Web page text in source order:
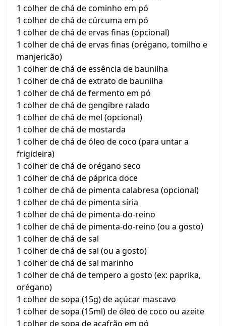
1 colher de chá de cominho em pó
1 colher de chá de cúrcuma em pó
1 colher de chá de ervas finas (opcional)
1 colher de chá de ervas finas (orégano, tomilho e
manjericão)
1 colher de chá de essência de baunilha
1 colher de chá de extrato de baunilha
1 colher de chá de fermento em pó
1 colher de chá de gengibre ralado
1 colher de chá de mel (opcional)
1 colher de chá de mostarda
1 colher de chá de óleo de coco (para untar a
frigideira)
1 colher de chá de orégano seco
1 colher de chá de páprica doce
1 colher de chá de pimenta calabresa (opcional)
1 colher de chá de pimenta síria
1 colher de chá de pimenta-do-reino
1 colher de chá de pimenta-do-reino (ou a gosto)
1 colher de chá de sal
1 colher de chá de sal (ou a gosto)
1 colher de chá de sal marinho
1 colher de chá de tempero a gosto (ex: paprika,
orégano)
1 colher de sopa (15g) de açúcar mascavo
1 colher de sopa (15ml) de óleo de coco ou azeite
1 colher de sopa de açafrão em pó